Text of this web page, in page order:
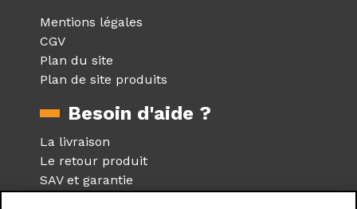
Mentions légales
CGV
Plan du site
Plan de site produits
Besoin d'aide ?
La livraison
Le retour produit
SAV et garantie